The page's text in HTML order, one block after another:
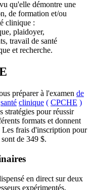
qu'elle démontre une
de formation et/ou
clinique :
plaidoyer,
travail de santé
et recherche.
préparer à l'examen de
santé clinique ( CPCHE )
stratégies pour réussir
formats et donnent
frais d'inscription pour
de 349 $.
en direct sur deux
expérimentés,